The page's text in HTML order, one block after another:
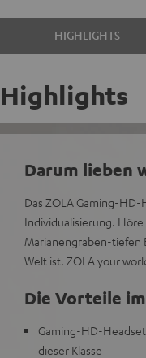
HIGHLIGHTS
Highlights
Darum lieben
Das ZOLA Gaming-
Individualisierung.
Marianengraben-tiefen
Welt ist. ZOLA your
Die Vorteile
Gaming-HD-
dieser Klasse